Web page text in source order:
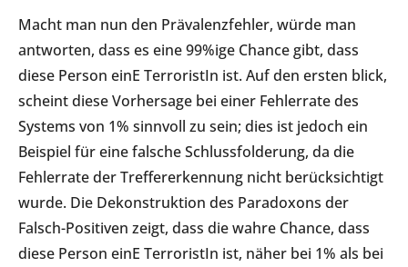
Macht man nun den Prävalenzfehler, würde man
antworten, dass es eine 99%ige Chance gibt, dass
diese Person einE TerroristIn ist. Auf den ersten blick,
scheint diese Vorhersage bei einer Fehlerrate des
Systems von 1% sinnvoll zu sein; dies ist jedoch ein
Beispiel für eine falsche Schlussfolderung, da die
Fehlerrate der Treffererkennung nicht berücksichtigt
wurde. Die Dekonstruktion des Paradoxons der
Falsch-Positiven zeigt, dass die wahre Chance, dass
diese Person einE TerroristIn ist, näher bei 1% als bei